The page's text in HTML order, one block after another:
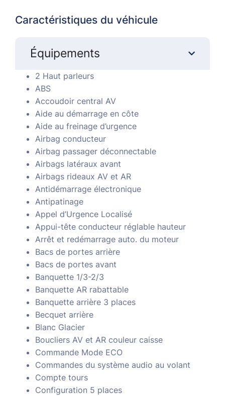
Caractéristiques du véhicule
Équipements
2 Haut parleurs
ABS
Accoudoir central AV
Aide au démarrage en côte
Aide au freinage d’urgence
Airbag conducteur
Airbag passager déconnectable
Airbags latéraux avant
Airbags rideaux AV et AR
Antidémarrage électronique
Antipatinage
Appel d’Urgence Localisé
Appui-tête conducteur réglable hauteur
Arrêt et redémarrage auto. du moteur
Bacs de portes arrière
Bacs de portes avant
Banquette 1/3-2/3
Banquette AR rabattable
Banquette arrière 3 places
Becquet arrière
Blanc Glacier
Boucliers AV et AR couleur caisse
Commande Mode ECO
Commandes du système audio au volant
Compte tours
Configuration 5 places